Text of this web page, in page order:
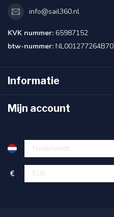
info@sail360.nl
KVK nummer: 65987152
btw-nummer: NL001277264B70
Informatie
Mijn account
€